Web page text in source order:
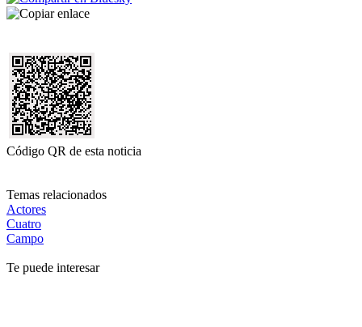
Código QR de esta noticia
Temas relacionados
Actores
Cuatro
Campo
Te puede interesar